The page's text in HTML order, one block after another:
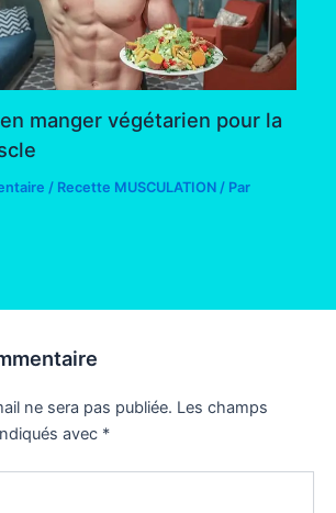
manger végétarien pour la
/ Recette MUSCULATION / Par
ne sera pas publiée. Les champs
avec *